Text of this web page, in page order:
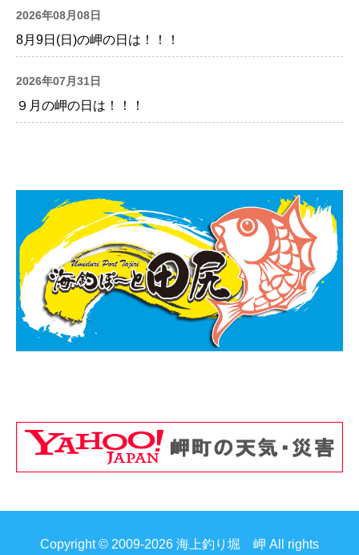
2026年08月08日
8月9日(日)の岬の日は！！！
2026年07月31日
９月の岬の日は！！！
Copyright © 2009-2026 海上釣り堀 岬 All rights